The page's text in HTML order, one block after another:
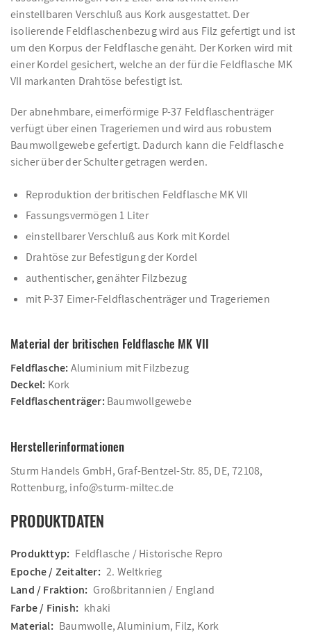
einstellbaren Verschluß aus Kork ausgestattet. Der
isolierende Feldflaschenbezug wird aus Filz gefertigt und ist
um den Korpus der Feldflasche genäht. Der Korken wird mit
einer Kordel gesichert, welche an der für die Feldflasche MK
VII markanten Drahtöse befestigt ist.
Der abnehmbare, eimerförmige P-37 Feldflaschenträger
verfügt über einen Trageriemen und wird aus robustem
Baumwollgewebe gefertigt. Dadurch kann die Feldflasche
sicher über der Schulter getragen werden.
Reproduktion der britischen Feldflasche MK VII
Fassungsvermögen 1 Liter
einstellbarer Verschluß aus Kork mit Kordel
Drahtöse zur Befestigung der Kordel
authentischer, genähter Filzbezug
mit P-37 Eimer-Feldflaschenträger und Trageriemen
Material der britischen Feldflasche MK VII
Feldflasche: Aluminium mit Filzbezug
Deckel: Kork
Feldflaschenträger: Baumwollgewebe
Herstellerinformationen
Sturm Handels GmbH, Graf-Bentzel-Str. 85, DE, 72108,
Rottenburg, info@sturm-miltec.de
PRODUKTDATEN
Produkttyp: Feldflasche / Historische Repro
Epoche / Zeitalter: 2. Weltkrieg
Land / Fraktion: Großbritannien / England
Farbe / Finish: khaki
Material: Baumwolle, Aluminium, Filz, Kork